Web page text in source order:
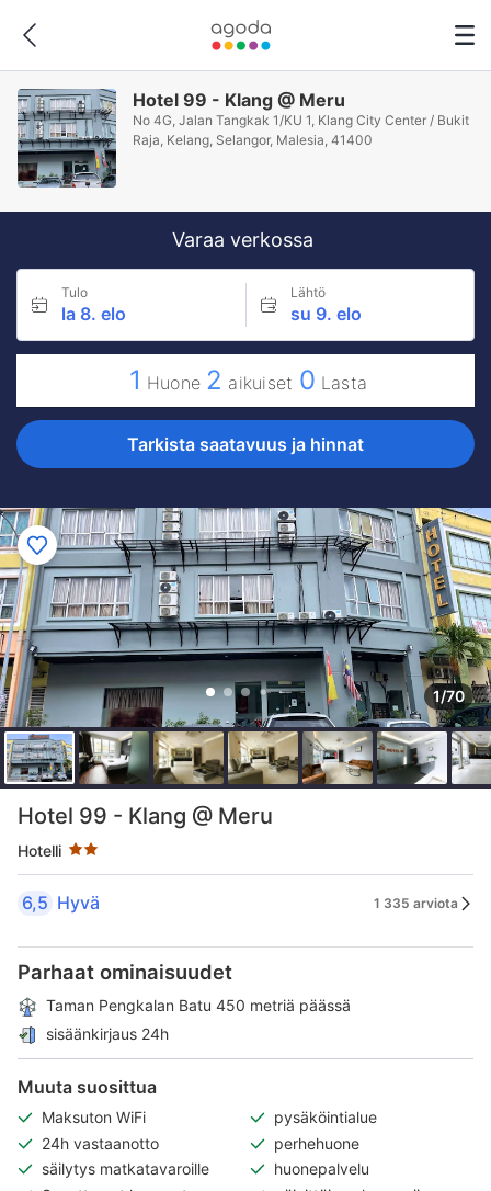
Hotel 99 - Klang @ Meru
No 4G, Jalan Tangkak 1/KU 1, Klang City Center / Bukit
Raja, Kelang, Selangor, Malesia, 41400
Varaa verkossa
Tulo
la 8. elo
Lähtö
su 9. elo
1 Huone 2 aikuiset 0 Lasta
Tarkista saatavuus ja hinnat
1/70
Hotel 99 - Klang @ Meru
Hotelli
Tähtiluokitus 2 tähteä
6,5 Hyvä 1 335 arviota
Parhaat ominaisuudet
Taman Pengkalan Batu 450 metriä päässä
sisäänkirjaus 24h
Muuta suosittua
Maksuton WiFi
pysäköintialue
24h vastaanotto
perhehuone
säilytys matkatavaroille
huonepalvelu